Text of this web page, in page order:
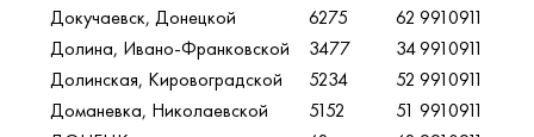
Докучаевск, Донецкой
6275 62 9910911
Долина, Ивано-Франковской
3477 349910911
Долинская, Кировоградской
5234 52 9910911
Доманевка, Николаевской
5152 51 9910911